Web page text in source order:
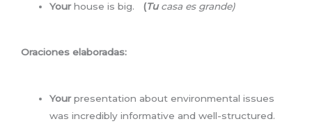
Yourhouse is big. (Tucasa es grande)
Oraciones elaboradas:
Yourpresentation about environmental issues
was incredibly informative and well-structured.